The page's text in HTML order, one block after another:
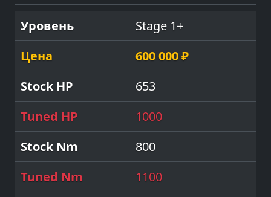
Stage 1+
600 000 ₽
653
1000
800
1100